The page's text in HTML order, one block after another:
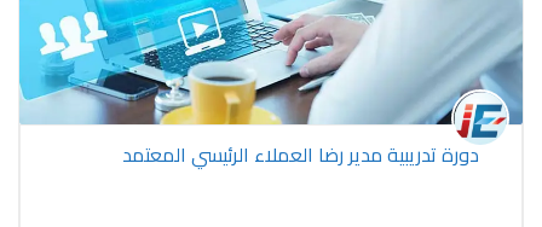
دورة تدريبية مدير رضا العملاء الرئيسي المعتمد